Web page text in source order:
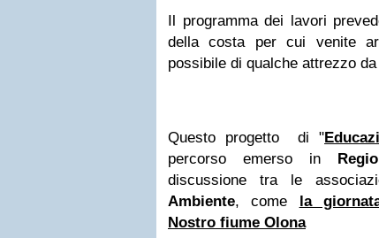
Il programma dei lavori
della costa per cui venite
possibile di qualche attrezzo
Questo progetto di "
percorso emerso in
discussione tra le
Ambiente, come la
Nostro fiume Olona